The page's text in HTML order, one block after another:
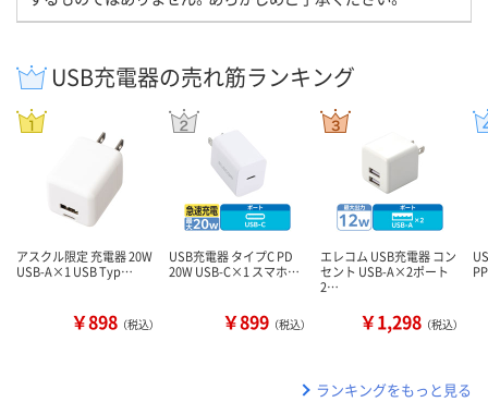
USB充電器の売れ筋ランキング
アスクル限定 充電器 20W
USB-A×1 USB Typ…
￥898 （税込）
USB充電器 タイプC PD
20W USB-C×1 スマホ…
￥899 （税込）
エレコム USB充電器 コン
セント USB-A×2ポート
2…
￥1,298 （税込）
ランキングをもっと見る